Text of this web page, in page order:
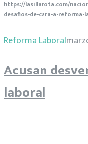
https://lasillarota.com/
desafios-de-cara-a-
Reforma Laboral
Acusan
laboral